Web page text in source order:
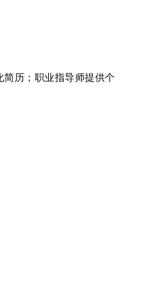
历；职业指导师提供个